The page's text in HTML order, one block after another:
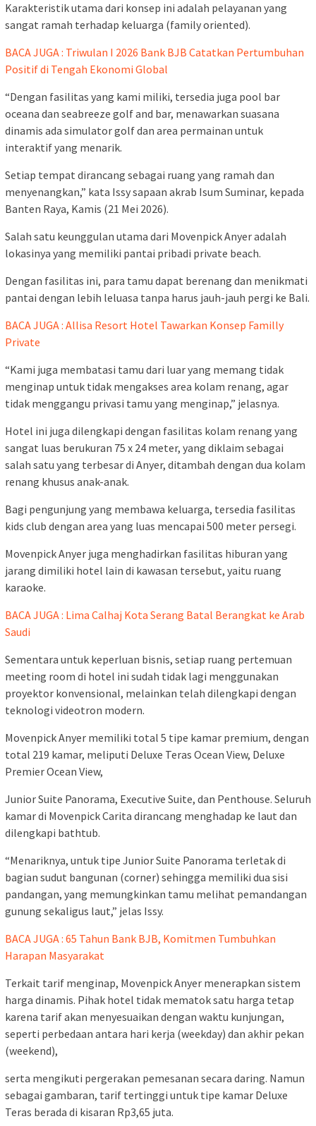
Karakteristik utama dari konsep ini adalah pelayanan yang
sangat ramah terhadap keluarga (family oriented).
BACA JUGA : Triwulan I 2026 Bank BJB Catatkan Pertumbuhan
Positif di Tengah Ekonomi Global
“Dengan fasilitas yang kami miliki, tersedia juga pool bar
oceana dan seabreeze golf and bar, menawarkan suasana
dinamis ada simulator golf dan area permainan untuk
interaktif yang menarik.
Setiap tempat dirancang sebagai ruang yang ramah dan
menyenangkan,” kata Issy sapaan akrab Isum Suminar, kepada
Banten Raya, Kamis (21 Mei 2026).
Salah satu keunggulan utama dari Movenpick Anyer adalah
lokasinya yang memiliki pantai pribadi private beach.
Dengan fasilitas ini, para tamu dapat berenang dan menikmati
pantai dengan lebih leluasa tanpa harus jauh-jauh pergi ke Bali.
BACA JUGA : Allisa Resort Hotel Tawarkan Konsep Familly
Private
“Kami juga membatasi tamu dari luar yang memang tidak
menginap untuk tidak mengakses area kolam renang, agar
tidak menggangu privasi tamu yang menginap,” jelasnya.
Hotel ini juga dilengkapi dengan fasilitas kolam renang yang
sangat luas berukuran 75 x 24 meter, yang diklaim sebagai
salah satu yang terbesar di Anyer, ditambah dengan dua kolam
renang khusus anak-anak.
Bagi pengunjung yang membawa keluarga, tersedia fasilitas
kids club dengan area yang luas mencapai 500 meter persegi.
Movenpick Anyer juga menghadirkan fasilitas hiburan yang
jarang dimiliki hotel lain di kawasan tersebut, yaitu ruang
karaoke.
BACA JUGA : Lima Calhaj Kota Serang Batal Berangkat ke Arab
Saudi
Sementara untuk keperluan bisnis, setiap ruang pertemuan
meeting room di hotel ini sudah tidak lagi menggunakan
proyektor konvensional, melainkan telah dilengkapi dengan
teknologi videotron modern.
Movenpick Anyer memiliki total 5 tipe kamar premium, dengan
total 219 kamar, meliputi Deluxe Teras Ocean View, Deluxe
Premier Ocean View,
Junior Suite Panorama, Executive Suite, dan Penthouse. Seluruh
kamar di Movenpick Carita dirancang menghadap ke laut dan
dilengkapi bathtub.
“Menariknya, untuk tipe Junior Suite Panorama terletak di
bagian sudut bangunan (corner) sehingga memiliki dua sisi
pandangan, yang memungkinkan tamu melihat pemandangan
gunung sekaligus laut,” jelas Issy.
BACA JUGA : 65 Tahun Bank BJB, Komitmen Tumbuhkan
Harapan Masyarakat
Terkait tarif menginap, Movenpick Anyer menerapkan sistem
harga dinamis. Pihak hotel tidak mematok satu harga tetap
karena tarif akan menyesuaikan dengan waktu kunjungan,
seperti perbedaan antara hari kerja (weekday) dan akhir pekan
(weekend),
serta mengikuti pergerakan pemesanan secara daring. Namun
sebagai gambaran, tarif tertinggi untuk tipe kamar Deluxe
Teras berada di kisaran Rp3,65 juta.